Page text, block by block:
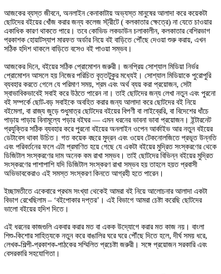
আজকের ব্যস্ত জীবনে, অনলাইন কেনাকাটায় অভ্যস্ত মানুষের আলাদা করে কয়েকটা
ছোটদের বইয়ের খোঁজ করার জন্য কলেজ স্ট্রীটে ( কলকাতার ক্ষেত্রে) না যেতে চাওয়ার
একাধিক কারণ থাকতে পারে। তবে কোভিড লকডাউন চলাকালীন, কলকাতার বেশিরভাগ
প্রকাশক হোয়াটস্যাপ মারফত অর্ডার নিয়ে বই বাড়িতে পৌঁছে দেওয়া শুরু করায়, এখন
সঠিক হদিশ থাকলে বাড়িতে বসেও বই পাওয়া সম্ভব।
আজকের দিনে, বইয়ের সঠিক প্রোমোশন জরুরী। জনপ্রিয় সোশ্যাল মিডিয়া নির্ভর
প্রোমোশন আসলে হয় নিজের পরিচিত বৃত্তটুকুর মধ্যেই। সোশ্যাল মিডিয়াকে পুরোপুরি
ব্যবহার করতে গেলে যে পরিমাণ সময়, শ্রম এবং অর্থ ব্যয় করা প্রয়োজন, সেটা
স্বাভাবিকভাবেই সবাই করে উঠতে পারেন না। তাই ছোটদের জন্য লেখা নতুন এবং পুরনো
বই সম্পর্কে ছোট-বড় সবাইকে অবহিত করার জন্য আলাদা করে ছোটদের বই নিয়ে
বইমেলা, বা রাজ্য জুড়ে শুধুমাত্র ছোটদের বইয়ের বিপণী বা লাইব্রেরি, বা বিদেশের ধাঁচে
পাড়ায় পাড়ায় বিনামূল্যে পড়ার বইঘর — এমন ধরনের ভাবনা ভাবা প্রয়োজন। ইন্টারনেট
প্রযুক্তির সঠিক ব্যবহার করে পুরনো বইয়ের অনলাইন ওপেন আর্কাইভ আর নতুন বইয়ের
ডেটাবেস থাকা উচিত। গত কয়েক বছরে মুদ্রন এবং ওয়েব টেকনোলজিতে প্রভূত উন্নতি
এবং পরিবর্তনের ফলে এটা প্রমাণিত হয়ে গেছে যে একটা বইয়ের মুদ্রিত সংস্করণের থেকে
ডিজিটাল সংস্করণের দাম অনেক কম রাখা সম্ভব। তাই ছোটদের বিভিন্ন বইয়ের মুদ্রিত
সংস্করণের পাশাপাশি যদি ডিজিটাল সংস্করণ রাখা সম্ভব হয় তাহলে হয়ত প্রবাসী
অভিভাবকেরাও এই সমস্ত সংস্করণ কিনতে আগ্রহী হতে পারেন।
ইচ্ছামতীতে একেবারে প্রথম সংখ্যা থেকেই আমরা বই নিয়ে আলোচনার আলাদা একটা
বিভাগ রেখেছিলাম – ‘বইপোকার দপ্তর’। এই বিভাগে আমরা চেষ্টা করেছি ছোটদের
ভালো বইয়ের হদিশ দিতে।
এই ধরনের কাজগুলি একবার করার মত বা একক উদ্যোগে করার মত কাজ নয়। বাংলা
শিশু-কিশোর সাহিত্যকে নতুন করে বাঙালির ঘরে ঘরে পৌঁছে দিতে হলে, দীর্ঘ সময় ধরে,
লেখক-শিল্পী-প্রকাশক-পাঠকের সম্মিলিত প্রচেষ্টা জরুরী। সঙ্গে প্রয়োজন সরকারি এবং
বেসরকারি সহযোগিতা।